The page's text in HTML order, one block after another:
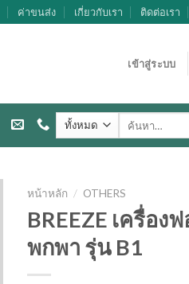
ค่าขนส่ง เกี่ยวกับเรา ติดต่อเรา
เข้าสู่ระบบ
ค้นหา:
หน้าหลัก / OTHERS
BREEZE เครื่อ
พกพา รุ่น B1